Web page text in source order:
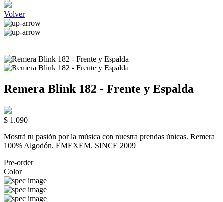
Volver
Remera Blink 182 - Frente y Espalda
$ 1.090
Mostrá tu pasión por la música con nuestra prendas únicas. Remera
100% Algodón. EMEXEM. SINCE 2009
Pre-order
Color